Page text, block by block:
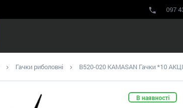
097
Гачки риболовні B520-020 KAMASAN Гачки *10
В наявності